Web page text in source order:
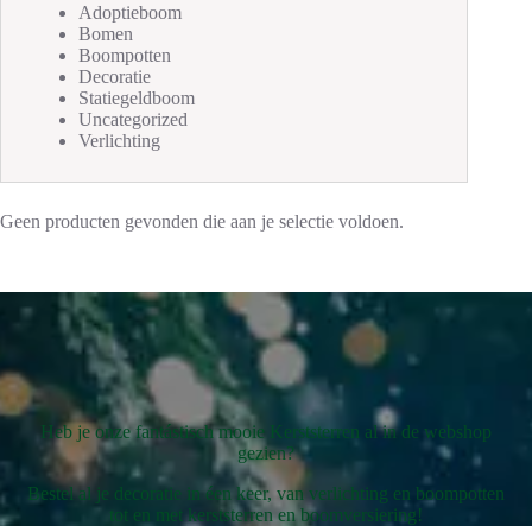
Geen producten gevonden die aan je selectie voldoen.
Adoptieboom
Bomen
Boompotten
Decoratie
Statiegeldboom
Uncategorized
Verlichting
Heb je onze fantástisch mooie Kerststerren al in de webshop
gezien?
Bestel al je decoratie in éen keer, van verlichting en boompotten
tot en met kerststerren en boomversiering!